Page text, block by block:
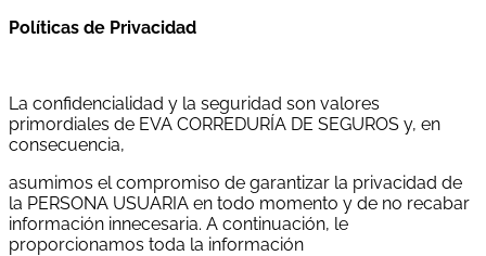
Políticas de Privacidad
La confidencialidad y la seguridad son valores
primordiales de EVA CORREDURÍA DE SEGUROS y, en
consecuencia,
asumimos el compromiso de garantizar la privacidad de
la PERSONA USUARIA en todo momento y de no recabar
información innecesaria. A continuación, le
proporcionamos toda la información